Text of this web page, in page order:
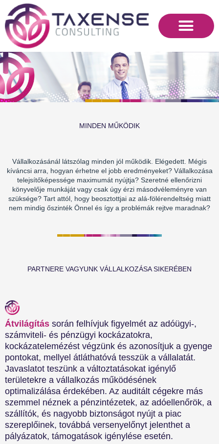
content
MINDEN MŰKÖDIK
Vállalkozásánál látszólag minden jól működik. Elégedett. Mégis
kíváncsi arra, hogyan érhetne el jobb eredményeket? Vállalkozása
telejsítőképessége maximumát nyújtja? Szeretné ellenőrizni
könyvelője munkáját vagy csak úgy érzi másodvéleményre van
szüksége? Tart attól, hogy beosztottjai az alá-fölérendeltség miatt
nem mindig őszinték Önnel és így a problémák rejtve maradnak?
PARTNERE VAGYUNK VÁLLALKOZÁSA SIKERÉBEN
Átvilágítás során felhívjuk figyelmét az adóügyi-,
számviteli- és pénzügyi kockázatokra,
kockázatelemézést végzünk és azonosítjuk a gyenge
pontokat, mellyel átláthatóvá tesszük a vállalatát.
Javaslatot teszünk a változtatásokat igénylő
területekre a vállalkozás működésének
optimalizálása érdekében. Az auditált cégekre más
szemmel néznek a pénzintézetek, az adóellenőrök, a
szállítók, és nagyobb biztonságot nyújt a piac
szereplőinek, továbbá versenyelőnyt jelenthet a
pályázatok, támogatások igénylése esetén.